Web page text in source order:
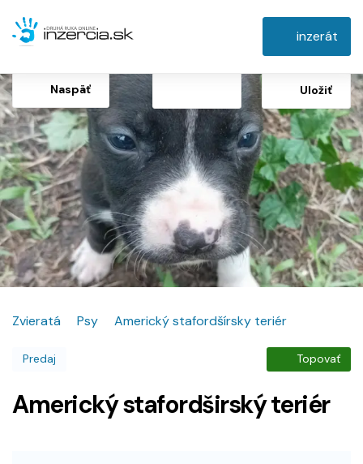
inzerát
Naspäť Uložiť
Zvieratá Psy Americký stafordšírsky teriér
Predaj Topovať
Americký stafordširský teriér